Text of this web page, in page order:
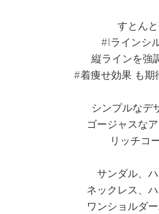
すとん
#Iラインシ
縦ラインを強
#着痩せ効果 も期
シンプルなデ
ゴージャスな
リッチコ
サンダル、ハ
ネックレス、ハ
ワンショルダ